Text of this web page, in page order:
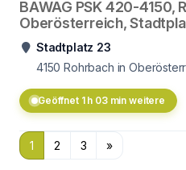
BAWAG PSK 420-4150,
Oberösterreich,
Stadtplatz 23
4150 Rohrbach in
Geöffnet 1 h 03 min weitere
1 2 3 »